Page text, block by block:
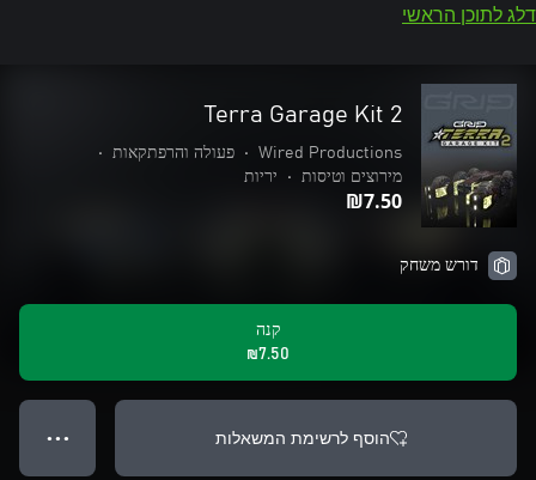
דלג לתוכן הראשי
Terra Garage Kit 2
Wired Productions
• פעולה והרפתקאות
•
מירוצים וטיסות
• יריות
‪₪‎7.50‬
דורש משחק
קנה
‪₪‎7.50‬
הוסף לרשימת המשאלות ● ● ●